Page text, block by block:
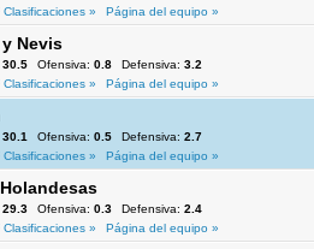
Clasificaciones »
Página del equipo »
Nevis
30.5 Ofensiva: 0.8 Defensiva: 3.2
Clasificaciones »
Página del equipo »
30.1 Ofensiva: 0.5 Defensiva: 2.7
Clasificaciones »
Página del equipo »
29.3 Ofensiva: 0.3 Defensiva: 2.4
Clasificaciones »
Página del equipo »